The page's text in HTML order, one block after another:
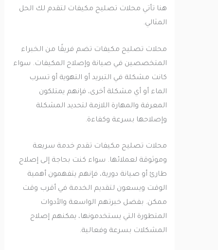
هنا تأتي محلات تصليح مكيفات لتقدم لك الحل
المثالي.
محلات تصليح مكيفات تضم فريقًا من الخبراء
المتخصصين في صيانة وإصلاح المكيفات. سواء
كانت مشكلة في التبريد أو التهوية أو تسرب
الماء أو أي مشكلة أخرى، فإنهم يمتلكون
المعرفة والمهارة اللازمة لتحديد المشكلة
وإصلاحها بسرعة وكفاءة.
محلات تصليح مكيفات تقدم خدمة سريعة
وموثوقة لعملائها. سواء كنت بحاجة إلى إصلاح
طارئ أو صيانة دورية، فإنهم يتفهمون أهمية
الوقت ويسعون لتقديم الخدمة في أقرب وقت
ممكن. بفضل خبرتهم الواسعة والأدوات
المتطورة التي يستخدمونها، يمكنهم إصلاح
المشكلات بسرعة وفعالية.